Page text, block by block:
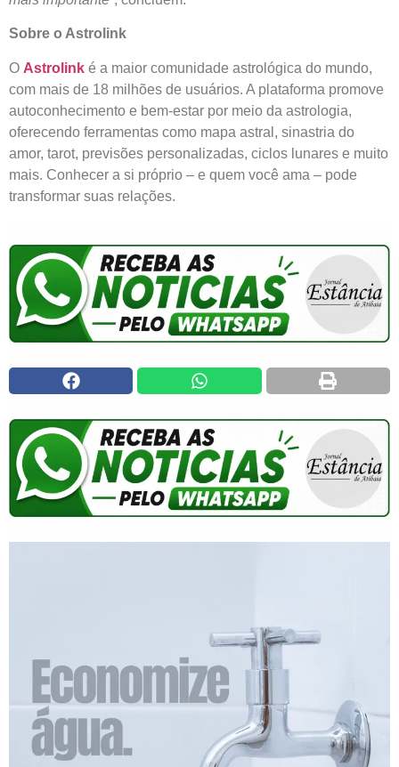
Sobre o Astrolink
O Astrolink é a maior comunidade astrológica do mundo,
com mais de 18 milhões de usuários. A plataforma promove
autoconhecimento e bem-estar por meio da astrologia,
oferecendo ferramentas como mapa astral, sinastria do
amor, tarot, previsões personalizadas, ciclos lunares e muito
mais. Conhecer a si próprio – e quem você ama – pode
transformar suas relações.